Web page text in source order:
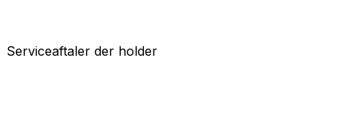
Serviceaftaler der holder